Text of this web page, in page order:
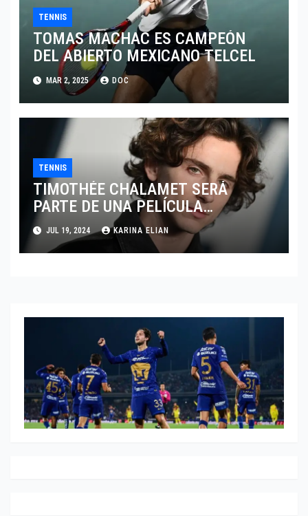
TENNIS
TOMAS MACHAC ES CAMPEÓN
DEL ABIERTO MEXICANO TELCEL
MAR 2, 2025 DOC
TENNIS
TIMOTHÉE CHALAMET SERÁ
PARTE DE UNA PELÍCULA
ADENTRADA EN EL MUNDO DEL
PING PONG
JUL 19, 2024 KARINA ELIAN